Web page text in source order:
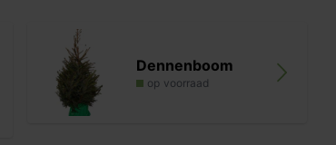
Dennenboom
op voorraad